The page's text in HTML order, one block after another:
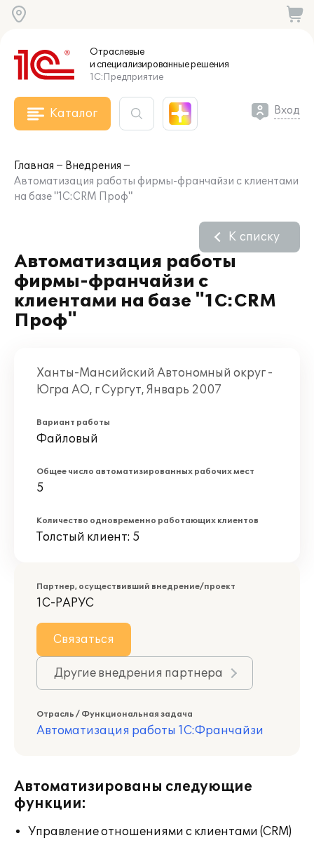
Отраслевые
и специализированныерешения
1С:Предприятие
Каталог Вход
Главная
Внедрения
Автоматизация работы фирмы-франчайзи с клиентами
на базе "1С:CRM Проф"
Автоматизация работы
фирмы-франчайзи с
клиентами на базе "1С:CRM
Проф"
К списку
Ханты-Мансийский Автономный округ -
Югра АО, г Сургут, Январь 2007
Вариант работы
Файловый
Общее число автоматизированных рабочих мест
5
Количество одновременно работающих клиентов
Толстый клиент: 5
Партнер, осуществивший внедрение/проект
1С-РАРУС
Связаться
Другие внедрения партнера
Отрасль / Функциональная задача
Автоматизация работы 1С:Франчайзи
Автоматизированы следующие
функции:
Управление отношениями с клиентами (CRM)